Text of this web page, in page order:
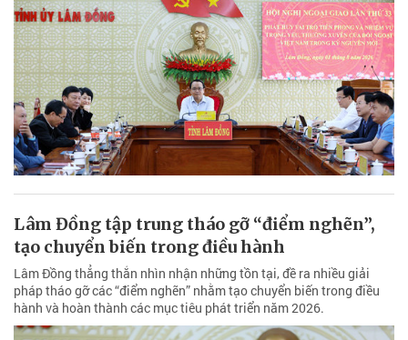
Lâm Đồng tập trung tháo gỡ “điểm nghẽn”,
tạo chuyển biến trong điều hành
Lâm Đồng thẳng thắn nhìn nhận những tồn tại, đề ra nhiều giải
pháp tháo gỡ các “điểm nghẽn” nhằm tạo chuyển biến trong điều
hành và hoàn thành các mục tiêu phát triển năm 2026.